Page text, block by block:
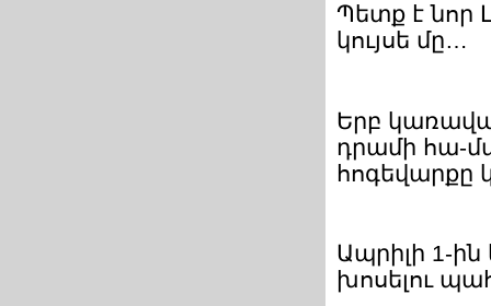
Պետք է նոր
կույսե մը…
Երբ
դրամի հա-
հոգեվարքը
Ապրիլի 1-
խոսելու